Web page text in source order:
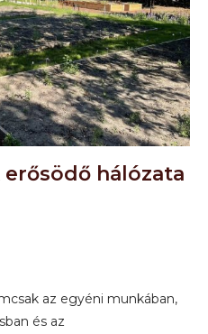
hálózata
az egyéni munkában,
és az